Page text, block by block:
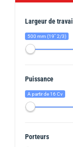
Largeur de travail
500 mm (19'' 2/3)
Puissance
A partir de 16 Cv
Porteurs